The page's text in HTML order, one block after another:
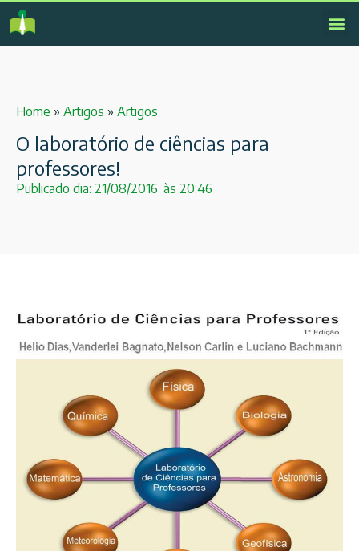
Home » Artigos » Artigos
O laboratório de ciências para
professores!
Publicado dia: 21/08/2016 às 20:46